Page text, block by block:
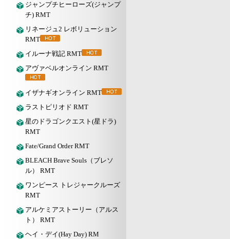
ジャンプチヒーローズ(ジャンプ
チ) RMT
リネージュ2 レボリューション
RMT
イルーナ戦記 RMT
アヴァベルオンライン RMT
イザナギオンライン RMT
ラストピリオド RMT
星のドラゴンクエスト(星ドラ)
RMT
Fate/Grand Order RMT
BLEACH Brave Souls（ブレソ
ル） RMT
ワンピース トレジャークルーズ
RMT
アルケミアストーリー（アルス
ト） RMT
ヘイ・デイ(Hay Day) RM